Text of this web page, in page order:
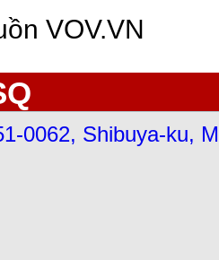
VOV.VN
0062, Shibuya-ku,